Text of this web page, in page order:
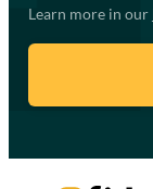
Learn more in our